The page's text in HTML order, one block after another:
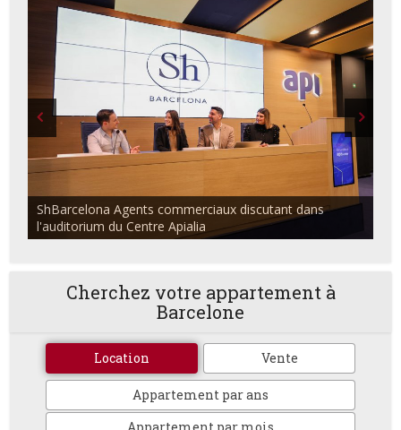
ShBarcelona Agents commerciaux discutant dans
l'auditorium du Centre Apialia
Cherchez votre appartement à
Barcelone
Location Vente
Appartement par ans